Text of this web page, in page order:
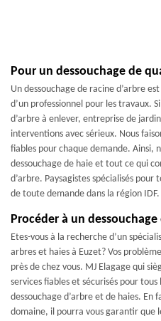
Pour un dessouchage de
Un dessouchage de racine d’arbre
d’un professionnel pour les travaux.
d’arbre à enlever, entreprise de
interventions avec sérieux. Nous
fiables pour chaque demande. Ainsi,
dessouchage de haie et tout ce qui
d’arbre. Paysagistes spécialisés
de toute demande dans la région IDF.
Procéder à un dessouchage
Etes-vous à la recherche d’un
arbres et haies à Euzet? Vos
près de chez vous. MJ Elagage qui
services fiables et sécurisés pour
dessouchage d’arbre et de haies. En
domaine, il pourra vous garantir que